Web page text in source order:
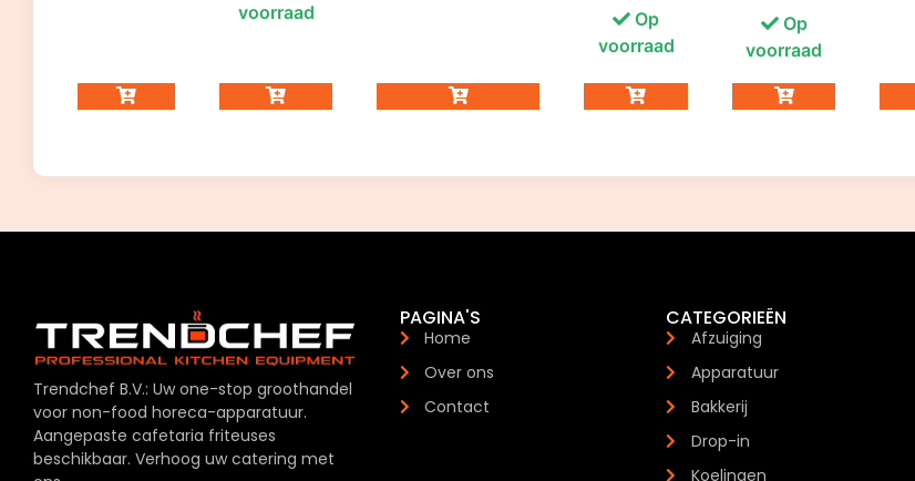
voorraad
Op
voorraad
Op
voorraad
Trendchef B.V.: Uw one-stop groothandel
voor non-food horeca-apparatuur.
Aangepaste cafetaria friteuses
beschikbaar. Verhoog uw catering met
PAGINA'S
Home
Over ons
Contact
CATEGORIEËN
Afzuiging
Apparatuur
Bakkerij
Drop-in
Koelingen